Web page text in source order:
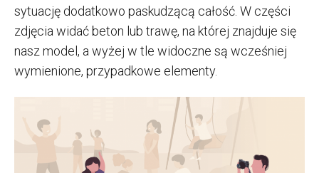
sytuację dodatkowo paskudzącą całość. W części
zdjęcia widać beton lub trawę, na której znajduje się
nasz model, a wyżej w tle widoczne są wcześniej
wymienione, przypadkowe elementy.